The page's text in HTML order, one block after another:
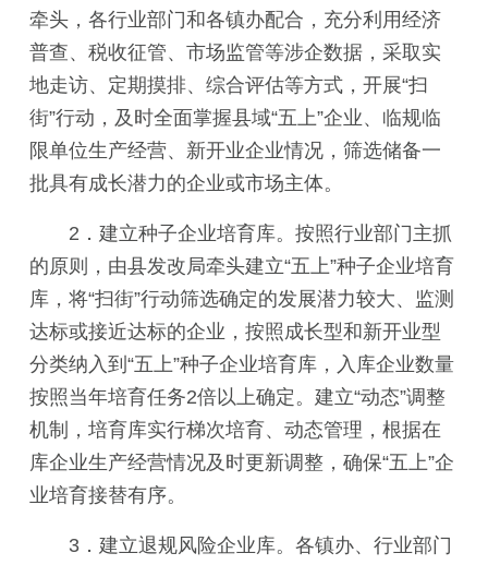
牵头，各行业部门和各镇办配合，充分利用经济
普查、税收征管、市场监管等涉企数据，采取实
地走访、定期摸排、综合评估等方式，开展“扫
街”行动，及时全面掌握县域“五上”企业、临规临
限单位生产经营、新开业企业情况，筛选储备一
批具有成长潜力的企业或市场主体。
2．建立种子企业培育库。按照行业部门主抓
的原则，由县发改局牵头建立“五上”种子企业培育
库，将“扫街”行动筛选确定的发展潜力较大、监测
达标或接近达标的企业，按照成长型和新开业型
分类纳入到“五上”种子企业培育库，入库企业数量
按照当年培育任务2倍以上确定。建立“动态”调整
机制，培育库实行梯次培育、动态管理，根据在
库企业生产经营情况及时更新调整，确保“五上”企
业培育接替有序。
3．建立退规风险企业库。各镇办、行业部门